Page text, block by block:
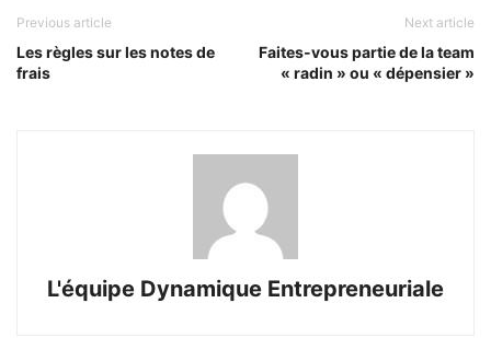
Previous article
Les règles sur les notes de
frais
Next article
Faites-vous partie de la team
« radin » ou « dépensier »
L'équipe Dynamique Entrepreneuriale